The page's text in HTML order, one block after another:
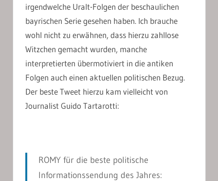
irgendwelche Uralt-Folgen der beschaulichen
bayrischen Serie gesehen haben. Ich brauche
wohl nicht zu erwähnen, dass hierzu zahllose
Witzchen gemacht wurden, manche
interpretierten übermotiviert in die antiken
Folgen auch einen aktuellen politischen Bezug.
Der beste Tweet hierzu kam vielleicht von
Journalist Guido Tartarotti:
ROMY für die beste politische
Informationssendung des Jahres: